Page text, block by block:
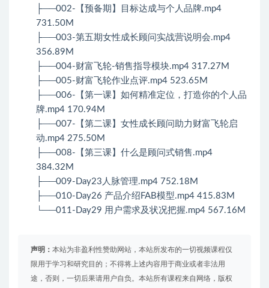
├──002-【预备期】目标达成与个人品牌.mp4
731.50M
├──003-第五期女性成长顾问实战营说明会.mp4
356.89M
├──004-财富飞轮-销售指导模块.mp4 317.27M
├──005-财富飞轮作业点评.mp4 523.65M
├──006-【第一课】如何精准定位，打造你的个人品
牌.mp4 170.94M
├──007-【第二课】女性成长顾问助力财富飞轮启
动.mp4 275.50M
├──008-【第三课】什么是顾问式销售.mp4
384.32M
├──009-Day23人脉管理.mp4 752.18M
├──010-Day26 产品介绍FAB模型.mp4 415.83M
└──011-Day29 用户需求及状况把握.mp4 567.16M
声明： 本站为非盈利性赞助网站，本站所发布的一切视频课程仅
限用于学习和研究目的；不得将上述内容用于商业或者非法用
途，否则，一切后果请用户自负。本站所有课程来自网络，版权